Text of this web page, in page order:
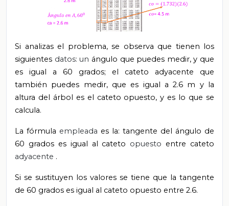
Si analizas el problema, se observa que tienen los
siguientes datos: un ángulo que puedes medir, y que
es igual a 60 grados; el cateto adyacente que
también puedes medir, que es igual a 2.6 m y la
altura del árbol es el cateto opuesto, y es lo que se
calcula.
La fórmula empleada es la: tangente del ángulo de
60 grados es igual al cateto opuesto entre cateto
adyacente .
Si se sustituyen los valores se tiene que la tangente
de 60 grados es igual al cateto opuesto entre 2.6.